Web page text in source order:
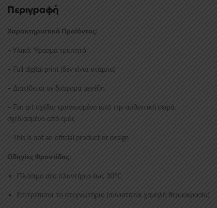
Περιγραφή
Χαρακτηριστικά Προϊόντος:
– Υλικό: Ύφασμα τρυπητό
– Full digital print (δεν είναι στάμπα)
– Διατίθεται σε διάφορα μεγέθη
– Fan art σχέδιο εμπνευσμένο από την αυθεντική σειρά,
σχεδιασμένο από εμάς
– This is not an official product or design
Οδηγίες Φροντίδας:
Πλύσιμο στο πλυντήριο έως 30°C
Επιτρέπεται το στεγνωτήριο (συνιστάται χαμηλή θερμοκρασία)